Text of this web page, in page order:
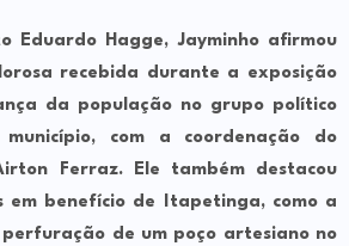
Eduardo Hagge, Jayminho afirmou
recebida durante a exposição
da população no grupo político
com a coordenação do
Ferraz. Ele também destacou
em benefício de Itapetinga, como a
de um poço artesiano no